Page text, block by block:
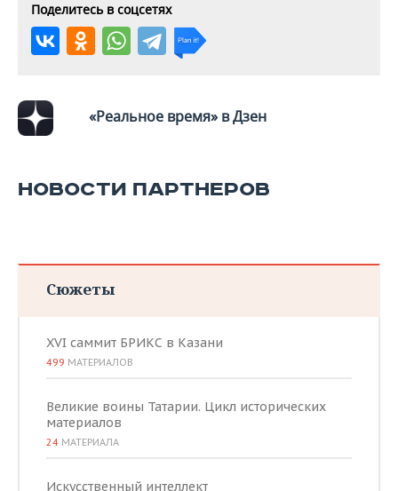
Поделитесь в соцсетях
«Реальное время» в Дзен
НОВОСТИ ПАРТНЕРОВ
Сюжеты
XVI саммит БРИКС в Казани
499 МАТЕРИАЛОВ
Великие воины Татарии. Цикл исторических
материалов
24 МАТЕРИАЛА
Искусственный интеллект